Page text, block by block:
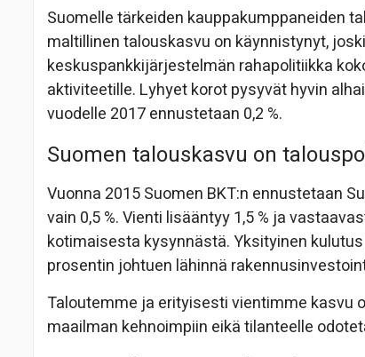
Suomelle tärkeiden kauppakumppaneiden
maltillinen talouskasvu on käynnistynyt,
keskuspankkijärjestelmän rahapolitiikka
aktiviteetille. Lyhyet korot pysyvät hyvin
vuodelle 2017 ennustetaan 0,2 %.
Suomen talouskasvu on
Vuonna 2015 Suomen BKT:n ennustetaan
vain 0,5 %. Vienti lisääntyy 1,5 % ja
kotimaisesta kysynnästä. Yksityinen
prosentin johtuen lähinnä
Taloutemme ja erityisesti vientimme kasvu
maailman kehnoimpiin eikä tilanteelle